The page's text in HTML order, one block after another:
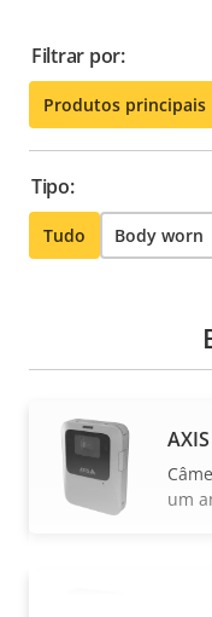
Filtrar por:
Produtos principais
Tipo:
Tudo Body worn
um